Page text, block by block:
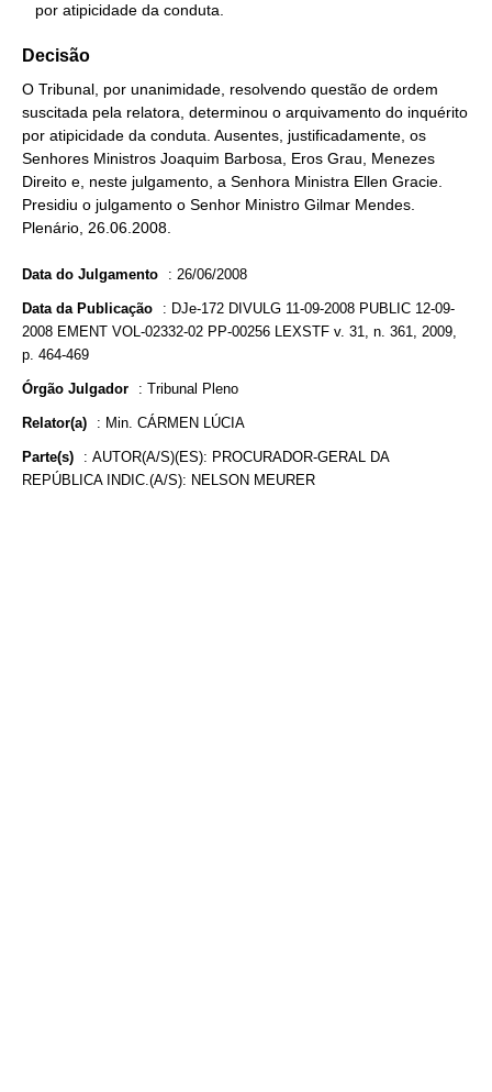
   por atipicidade da conduta.
Decisão
O Tribunal, por unanimidade, resolvendo questão de ordem
suscitada pela relatora, determinou o arquivamento do inquérito
por atipicidade da conduta. Ausentes, justificadamente, os
Senhores Ministros Joaquim Barbosa, Eros Grau, Menezes
Direito e, neste julgamento, a Senhora Ministra Ellen Gracie.
Presidiu o julgamento o Senhor Ministro Gilmar Mendes.
Plenário, 26.06.2008.
Data do Julgamento : 26/06/2008
Data da Publicação : DJe-172 DIVULG 11-09-2008 PUBLIC 12-09-
2008 EMENT VOL-02332-02 PP-00256 LEXSTF v. 31, n. 361, 2009,
p. 464-469
Órgão Julgador : Tribunal Pleno
Relator(a) : Min. CÁRMEN LÚCIA
Parte(s) : AUTOR(A/S)(ES): PROCURADOR-GERAL DA
REPÚBLICA INDIC.(A/S): NELSON MEURER